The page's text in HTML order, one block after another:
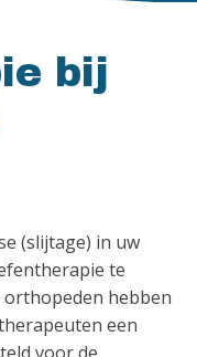
bij
(slijtage) in uw
te
hebben
een